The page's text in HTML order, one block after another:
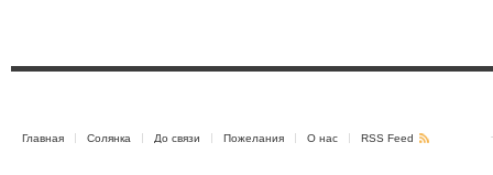
Главная Солянка До связи Пожелания О нас RSS Feed